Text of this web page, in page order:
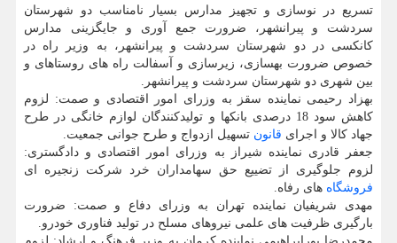
تسریع در نوسازی و تجهیز مدارس بسیار نامناسب دو شهرستان
سردشت و پیرانشهر، ضرورت جمع آوری و جایگزینی مدارس
کانکسی در دو شهرستان سردشت و پیرانشهر، به وزیر راه در
خصوص ضرورت بهسازی، زیرسازی و آسفالت راه های روستاهای و
بین شهری دو شهرستان سردشت و پیرانشهر.
بهزاد رحیمی نماینده سقز به وزرای امور اقتصادی و صمت: لزوم
کاهش سود 18 درصدی بانکها و تولیدکنندگان لوازم خانگی در طرح
جهاد کالا و اجرای قانون تسهیل ازدواج و طرح جوانی جمعیت.
جعفر قادری نماینده شیراز به وزرای امور اقتصادی و دادگستری:
لزوم جلوگیری از تضییع حق سهامداران خرد شرکت زنجیره ای
فروشگاه های رفاه.
مهدی شریفیان نماینده تهران به وزرای دفاع و صمت: ضرورت
بارگیری ظرفیت های علمی نیروهای مسلح در تولید فناوری خودرو.